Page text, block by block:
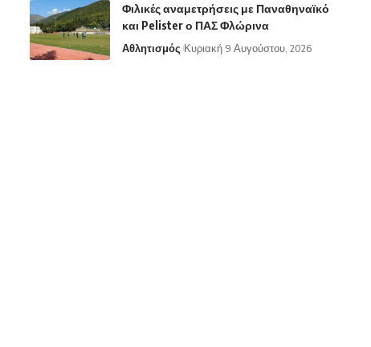
Φιλικές αναμετρήσεις με Παναθηναϊκό
και Pelister ο ΠΑΣ Φλώρινα
Αθλητισμός Κυριακή 9 Αυγούστου, 2026